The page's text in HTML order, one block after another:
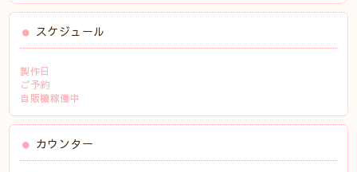
スケジュール
製作日
ご予約
自販機稼働中
カウンター